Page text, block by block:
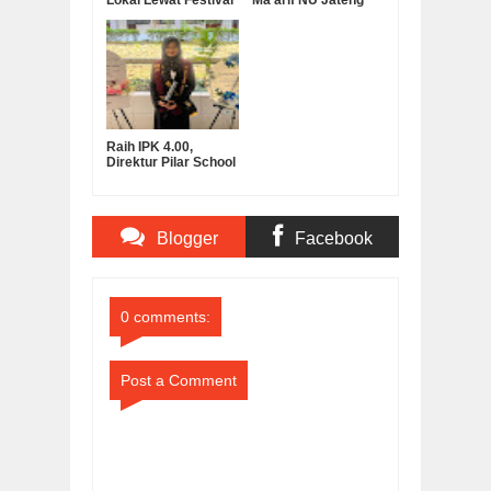
Raih IPK 4.00,
Direktur Pilar School
Blogger Facebook
0 comments:
Post a Comment